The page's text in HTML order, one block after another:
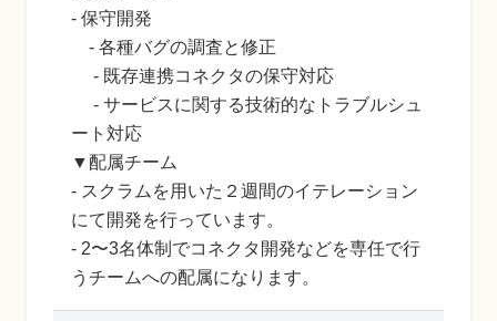
- 保守開発
- 各種バグの調査と修正
- 既存連携コネクタの保守対応
- サービスに関する技術的なトラブルシュ
ート対応
▼配属チーム
- スクラムを用いた２週間のイテレーション
にて開発を行っています。
- 2〜3名体制でコネクタ開発などを専任で行
うチームへの配属になります。